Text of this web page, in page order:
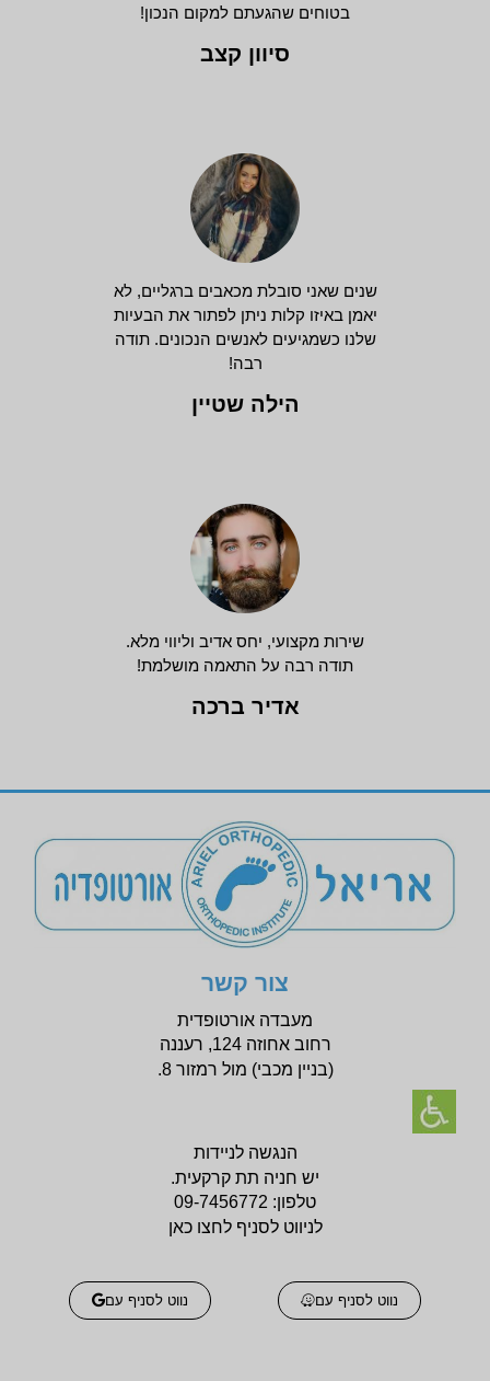
בטוחים שהגעתם למקום הנכון!
סיוון קצב
שנים שאני סובלת מכאבים ברגליים, לא
יאמן באיזו קלות ניתן לפתור את הבעיות
שלנו כשמגיעים לאנשים הנכונים. תודה
רבה!
הילה שטיין
שירות מקצועי, יחס אדיב וליווי מלא.
תודה רבה על התאמה מושלמת!
אדיר ברכה
צור קשר
מעבדה אורטופדית
רחוב אחוזה 124, רעננה
(בניין מכבי) מול רמזור 8.
הנגשה לניידות
יש חניה תת קרקעית.
טלפון: 09-7456772
לניווט לסניף לחצו כאן
נווט לסניף עם נווט לסניף עם